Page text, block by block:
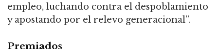
empleo, luchando contra el despoblamiento
y apostando por el relevo generacional”.
Premiados